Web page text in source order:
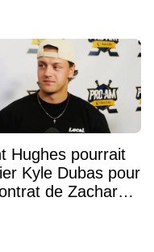
Hughes pourrait
Kyle Dubas pour
de Zachary